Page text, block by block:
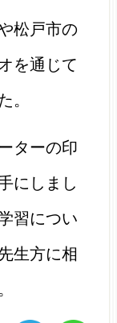
松戸市の
を通じて
。
ターの印
にしまし
習につい
生方に相